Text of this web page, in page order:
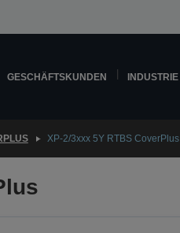
GESCHÄFTSKUNDEN INDUSTRIE
XP-2/3xxx 5Y RTBS CoverPlus